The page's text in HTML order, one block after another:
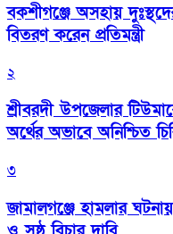
বকশীগঞ্জে অসহায়
বিতরণ করেন প্রতিমন্ত্রী
২
শ্রীবরদী উপজেলার
অর্থের অভাবে অনিশ্চিত
৩
জামালগঞ্জে হামলার